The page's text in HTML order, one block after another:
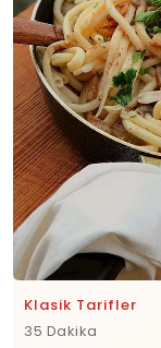
Klasik Tarifler
35 Dakika